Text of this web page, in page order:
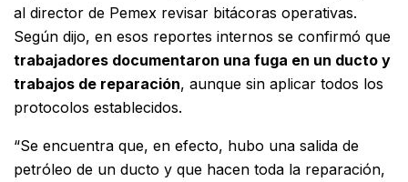
al director de Pemex revisar bitácoras operativas.
Según dijo, en esos reportes internos se confirmó que
trabajadores documentaron una fuga en un ducto y
trabajos de reparación, aunque sin aplicar todos los
protocolos establecidos.
“Se encuentra que, en efecto, hubo una salida de
petróleo de un ducto y que hacen toda la reparación,